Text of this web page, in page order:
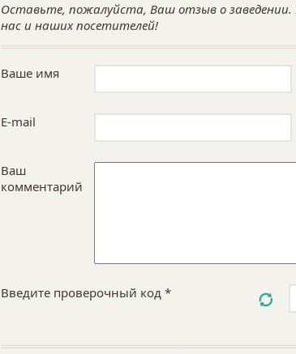
Оставьте, пожалуйста, Ваш отзыв о заведении.
нас и наших посетителей!
Ваше имя
E-mail
Ваш
комментарий
Введите проверочный код *